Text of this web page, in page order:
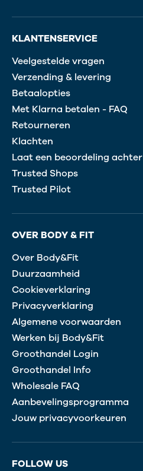
KLANTENSERVICE
Veelgestelde vragen
Verzending & levering
Betaalopties
Met Klarna betalen - FAQ
Retourneren
Klachten
Laat een beoordeling achter
Trusted Shops
Trusted Pilot
OVER BODY & FIT
Over Body&Fit
Duurzaamheid
Cookieverklaring
Privacyverklaring
Algemene voorwaarden
Werken bij Body&Fit
Groothandel Login
Groothandel Info
Wholesale FAQ
Aanbevelingsprogramma
Jouw privacyvoorkeuren
FOLLOW US